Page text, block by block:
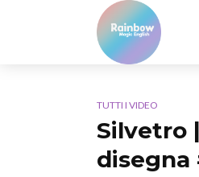
TUTTI I VIDEO
Silvetro